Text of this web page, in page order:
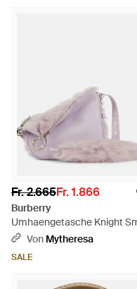
Fr. 2.665Fr. 1.866
Burberry
Umhaengetasche Knight
Aus Leder - Lila
Von Mytheresa
SALE